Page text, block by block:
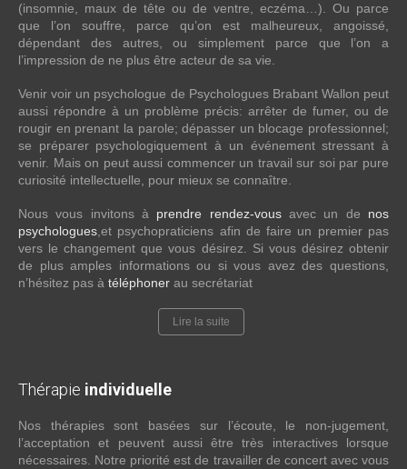
(insomnie, maux de tête ou de ventre, eczéma…). Ou parce
que l’on souffre, parce qu’on est malheureux, angoissé,
dépendant des autres, ou simplement parce que l’on a
l’impression de ne plus être acteur de sa vie.
Venir voir un psychologue de Psychologues Brabant Wallon peut
aussi répondre à un problème précis: arrêter de fumer, ou de
rougir en prenant la parole; dépasser un blocage professionnel;
se préparer psychologiquement à un événement stressant à
venir. Mais on peut aussi commencer un travail sur soi par pure
curiosité intellectuelle, pour mieux se connaître.
Nous vous invitons à prendre rendez-vousavec un de nos
psychologues,et psychopraticiens afin de faire un premier pas
vers le changement que vous désirez. Si vous désirez obtenir
de plus amples informations ou si vous avez des questions,
n’hésitez pas à téléphoner au secrétariat
Lire la suite
Thérapie individuelle
Nos thérapies sont basées sur l’écoute, le non-jugement,
l’acceptation et peuvent aussi être très interactives lorsque
nécessaires. Notre priorité est de travailler de concert avec vous